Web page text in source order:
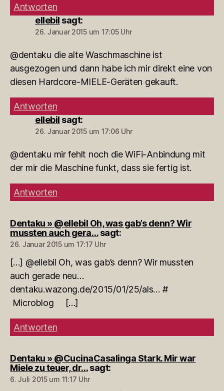
Antworten
ellebil sagt:
26. Januar 2015 um 17:05 Uhr
@dentaku die alte Waschmaschine ist
ausgezogen und dann habe ich mir direkt eine von
diesen Hardcore-MIELE-Geräten gekauft.
Antworten
ellebil sagt:
26. Januar 2015 um 17:06 Uhr
@dentaku mir fehlt noch die WiFi-Anbindung mit
der mir die Maschine funkt, dass sie fertig ist.
Antworten
Dentaku » @ellebil Oh, was gab’s denn? Wir
mussten auch gera… sagt:
26. Januar 2015 um 17:17 Uhr
[…] @ellebil Oh, was gab’s denn? Wir mussten
auch gerade neu…
dentaku.wazong.de/2015/01/25/als… #
Microblog […]
Antworten
Dentaku » @CucinaCasalinga Stark. Mir war
Miele zu teuer, dr… sagt:
6. Juli 2015 um 11:17 Uhr